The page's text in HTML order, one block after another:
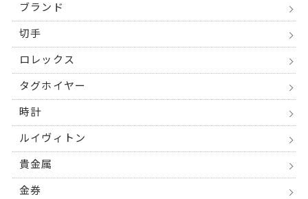
ブランド
切手
ロレックス
タグホイヤー
時計
ルイヴィトン
貴金属
金券